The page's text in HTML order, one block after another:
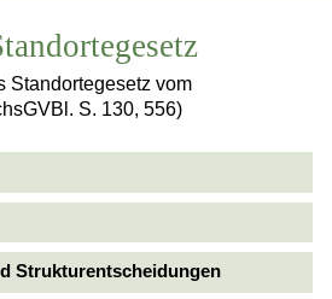
Standortegesetz vom
S. 130, 556)
Strukturentscheidungen